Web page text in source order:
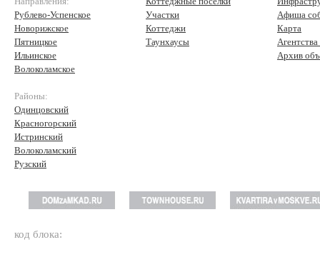
Рублево-Успенское
Новорижское
Пятницкое
Ильинское
Волоколамское
Районы:
Одинцовский
Красногорский
Истринский
Волоколамский
Рузский
Участки
Коттеджи
Таунхаусы
Афиша
Карта
Архив
код блока: